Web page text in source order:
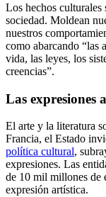
Los hechos culturales
sociedad. Moldean
nuestros
como abarcando “las
vida, las leyes, los
creencias”.
Las expresiones
El arte y la literatura
Francia, el Estado
política cultural,
expresiones. Las
de 10 mil millones de
expresión artística.